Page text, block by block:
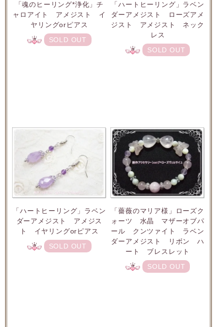
「魂のヒーリング*浄化」チ
ャロアイト アメジスト イ
ヤリングorピアス
SOLD OUT
「ハートヒーリング」ラベン
ダーアメジスト ローズアメ
ジスト アメジスト ネック
レス
SOLD OUT
「ハートヒーリング」ラベン
ダーアメジスト アメジス
ト イヤリングorピアス
SOLD OUT
「薔薇のマリア様」ローズク
ォーツ 水晶 マザーオブパ
ール クンツァイト ラベン
ダーアメジスト リボン ハ
ート ブレスレット
SOLD OUT